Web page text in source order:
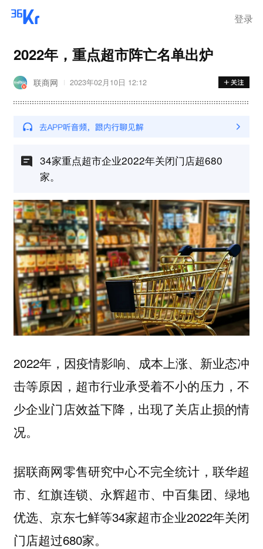
登录
2022年，重点超市阵亡名单出炉
联商网 2023年02月10日 12:12
34家重点超市企业2022年关闭门店超680
家。
2022年，因疫情影响、成本上涨、新业态冲
击等原因，超市行业承受着不小的压力，不
少企业门店效益下降，出现了关店止损的情
况。
据联商网零售研究中心不完全统计，联华超
市、红旗连锁、永辉超市、中百集团、绿地
优选、京东七鲜等34家超市企业2022年关闭
门店超过680家。